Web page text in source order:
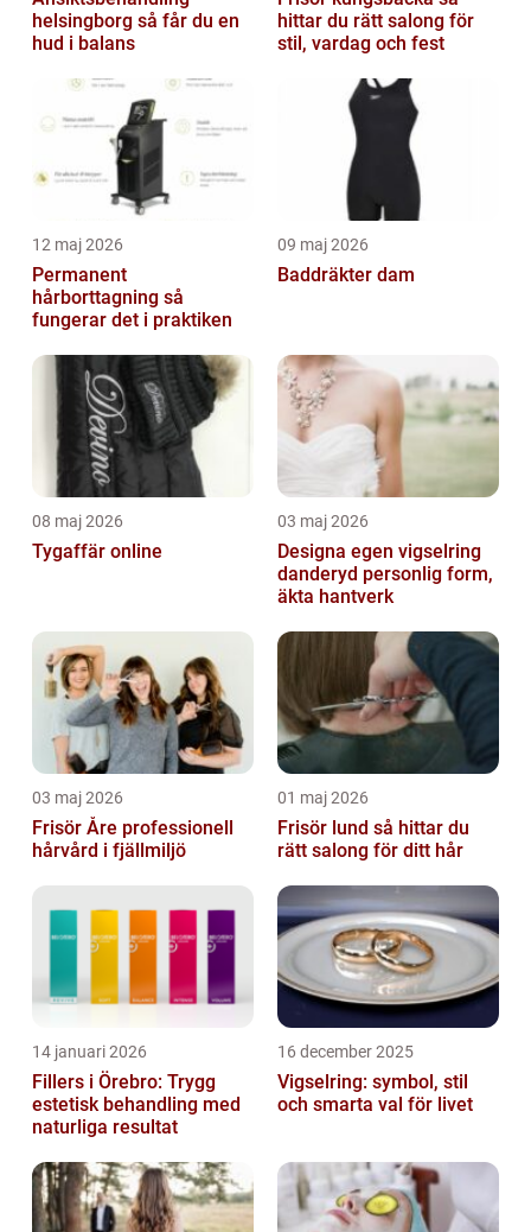
helsingborg så får du en
hud i balans
hittar du rätt salong för
stil, vardag och fest
12 maj 2026
Permanent
hårborttagning så
fungerar det i praktiken
09 maj 2026
Baddräkter dam
08 maj 2026
Tygaffär online
03 maj 2026
Designa egen vigselring
danderyd personlig form,
äkta hantverk
03 maj 2026
Frisör Åre professionell
hårvård i fjällmiljö
01 maj 2026
Frisör lund så hittar du
rätt salong för ditt hår
14 januari 2026
Fillers i Örebro: Trygg
estetisk behandling med
naturliga resultat
16 december 2025
Vigselring: symbol, stil
och smarta val för livet